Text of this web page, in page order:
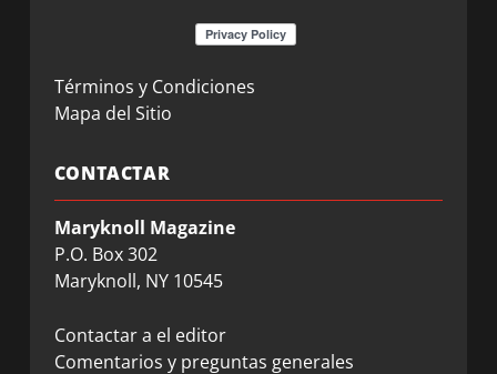
Términos y Condiciones
Mapa del Sitio
CONTACTAR
Maryknoll Magazine
P.O. Box 302
Maryknoll, NY 10545
Contactar a el editor
Comentarios y preguntas generales